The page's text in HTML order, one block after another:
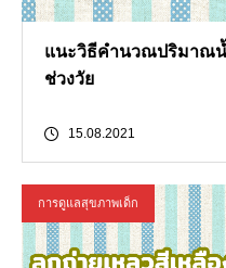
แนะวิธีคำนวณปริมาณ
ช่วงวัย
15.08.2021
การดูแลสุขภาพเด็ก